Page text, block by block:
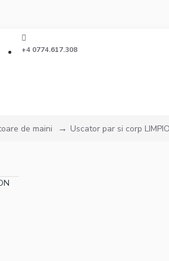
+4 0774.617.308
de maini Uscator par si corp